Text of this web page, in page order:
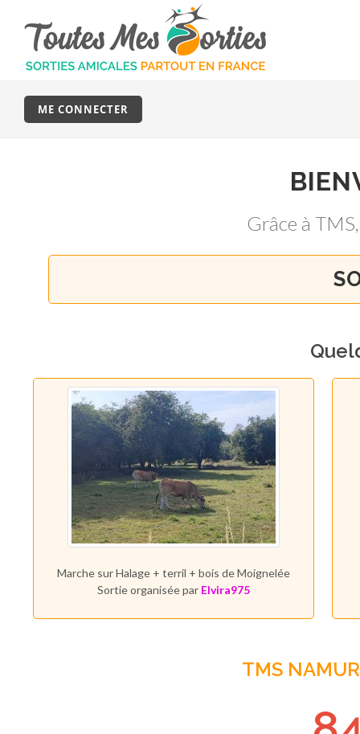
ME CONNECTER
Grâce à
Marche sur Halage + terril + bois de Moignelée
Sortie organisée par Elvira975
TMS NAMUR